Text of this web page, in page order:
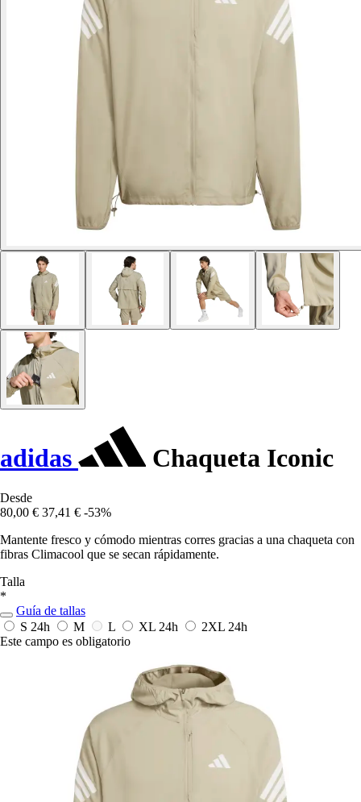
adidas Chaqueta Iconic
Desde
80,00 € 37,41 € -53%
Mantente fresco y cómodo mientras corres gracias a una chaqueta con
fibras Climacool que se secan rápidamente.
Talla
*
Guía de tallas
S 24h M L XL 24h 2XL 24h
Este campo es obligatorio